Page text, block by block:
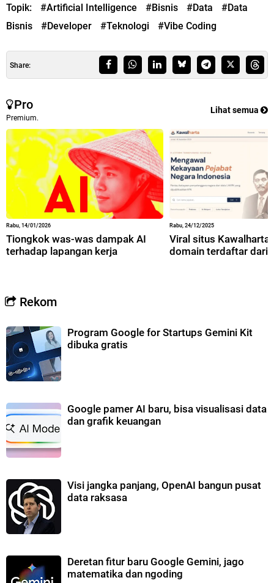
Topik: #Artificial Intelligence #Bisnis #Data
#Data
Bisnis
#Developer #Teknologi #Vibe Coding
Share:
Pro
Premium.
Lihat semua
Rabu, 14/01/2026
Tiongkok was-was dampak AI
terhadap lapangan kerja
Rabu, 24/12/2025
Viral situs
domain terdaftar dari
Rekom
Program Google for Startups Gemini Kit
dibuka gratis
Google pamer AI baru, bisa visualisasi data
dan grafik keuangan
Visi jangka panjang, OpenAI bangun pusat
data raksasa
Deretan fitur baru Google Gemini, jago
matematika dan ngoding